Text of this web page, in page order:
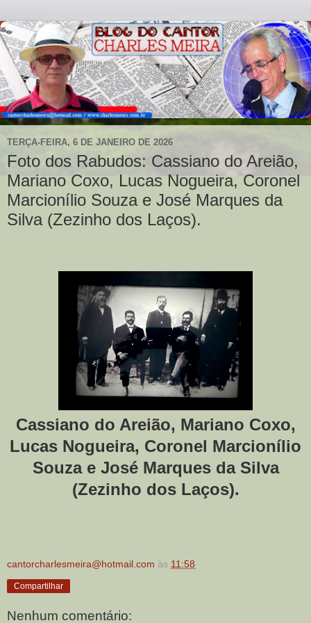
TERÇA-FEIRA, 6 DE JANEIRO DE 2026
Foto dos Rabudos: Cassiano do Areião,
Mariano Coxo, Lucas Nogueira, Coronel
Marcionílio Souza e José Marques da
Silva (Zezinho dos Laços).
Cassiano do Areião, Mariano Coxo,
Lucas Nogueira, Coronel Marcionílio
Souza e José Marques da Silva
(Zezinho dos Laços).
cantorcharlesmeira@hotmail.com às 11:58
Compartilhar
Nenhum comentário: